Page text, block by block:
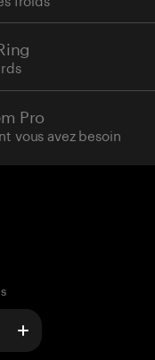
Pro
vous avez besoin